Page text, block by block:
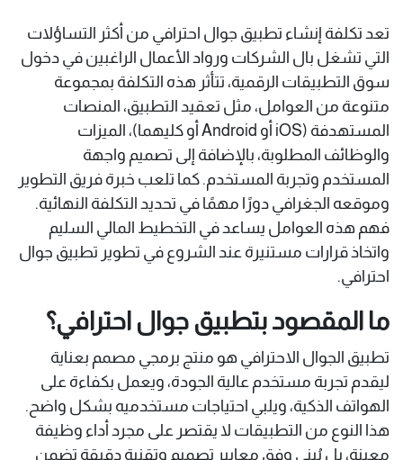
​تعد تكلفة إنشاء تطبيق جوال احترافي من أكثر التساؤلات
التي تشغل بال الشركات ورواد الأعمال الراغبين في دخول
سوق التطبيقات الرقمية، تتأثر هذه التكلفة بمجموعة
متنوعة من العوامل، مثل تعقيد التطبيق، المنصات
المستهدفة (iOS أو Android أو كليهما)، الميزات
والوظائف المطلوبة، بالإضافة إلى تصميم واجهة
المستخدم وتجربة المستخدم. كما تلعب خبرة فريق التطوير
وموقعه الجغرافي دورًا مهمًا في تحديد التكلفة النهائية.
فهم هذه العوامل يساعد في التخطيط المالي السليم
واتخاذ قرارات مستنيرة عند الشروع في تطوير تطبيق جوال
احترافي.​
ما المقصود بتطبيق جوال احترافي؟
تطبيق الجوال الاحترافي هو منتج برمجي مصمم بعناية
ليقدم تجربة مستخدم عالية الجودة، ويعمل بكفاءة على
الهواتف الذكية، ويلبي احتياجات مستخدميه بشكل واضح.
هذا النوع من التطبيقات لا يقتصر على مجرد أداء وظيفة
معينة، بل يُبنى وفق معايير تصميم وتقنية دقيقة تضمن